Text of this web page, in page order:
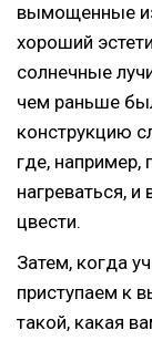
вымощенные
хороший
солнечные
чем раньше
конструкцию
где, например,
нагреваться,
цвести.
Затем, когда
приступаем к
такой, какая